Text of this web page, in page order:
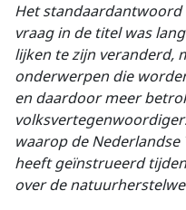
Het
vraag in de titel was
lijken te zijn veranderd,
onderwerpen die
en daardoor meer
waarop de
heeft geïnstrueerd
over de